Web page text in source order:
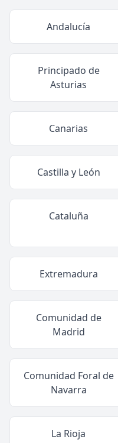
Andalucía
Principado de
Asturias
Canarias
Castilla y León
Cataluña
Extremadura
Comunidad de
Madrid
Comunidad Foral de
Navarra
La Rioja